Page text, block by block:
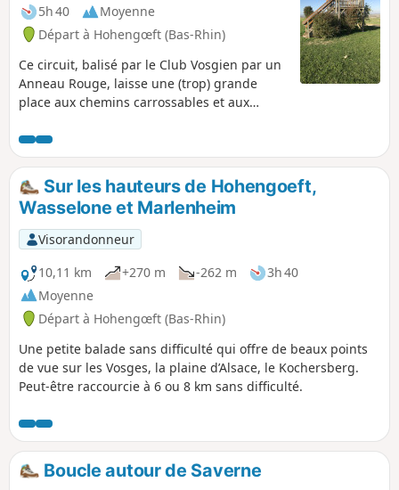
5h 40
Moyenne
Départ à Hohengœft (Bas-Rhin)
Ce circuit, balisé par le Club Vosgien par un
Anneau Rouge, laisse une (trop) grande
place aux chemins carrossables et aux
aux groupes. Parfois très caillouteux,
notamment dans le secteur Sud de
Hohengoeft, il invite à porter de bonnes
chaussures. Il offre de beaux panoramas et
constitue une belle balade à faire aux
intersaisons ou lorsque la température n'est
pas trop élevé, car il est presque
exclusivement à découvert.
Sur les hauteurs de Hohengoeft,
Wasselone et Marlenheim
Visorandonneur
10,11 km
+270 m -262 m
3h 40
Moyenne
Départ à Hohengœft (Bas-Rhin)
Une petite balade sans difficulté qui offre de beaux points
de vue sur les Vosges, la plaine d’Alsace, le Kochersberg.
Peut-être raccourcie à 6 ou 8 km sans difficulté.
Boucle autour de Saverne